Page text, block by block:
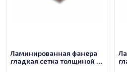
Ламинированная фанера
гладкая сетка толщиной 9